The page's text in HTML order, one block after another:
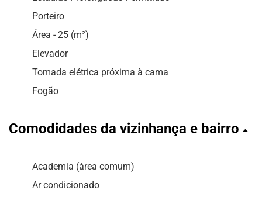
Porteiro
Área - 25 (m²)
Elevador
Tomada elétrica próxima à cama
Fogão
Comodidades da vizinhança e bairro
Academia (área comum)
Ar condicionado